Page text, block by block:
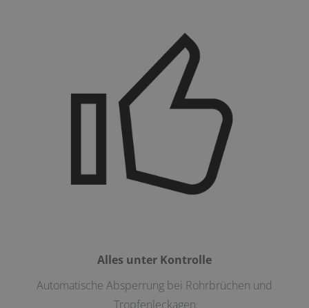
Alles unter Kontrolle
Automatische Absperrung bei Rohrbrüchen und
Tropfenleckagen